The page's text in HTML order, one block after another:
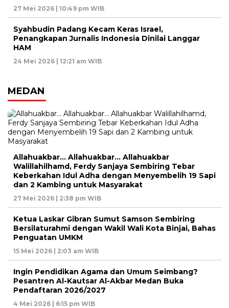
27 Mei 2026 | 10:49 pm WIB
Syahbudin Padang Kecam Keras Israel,
Penangkapan Jurnalis Indonesia Dinilai Langgar
HAM
24 Mei 2026 | 12:21 am WIB
MEDAN
Allahuakbar… Allahuakbar… Allahuakbar
Walillahilhamd, Ferdy Sanjaya Sembiring Tebar
Keberkahan Idul Adha dengan Menyembelih 19 Sapi
dan 2 Kambing untuk Masyarakat
27 Mei 2026 | 2:38 pm WIB
Ketua Laskar Gibran Sumut Samson Sembiring
Bersilaturahmi dengan Wakil Wali Kota Binjai, Bahas
Penguatan UMKM
15 Mei 2026 | 2:03 am WIB
Ingin Pendidikan Agama dan Umum Seimbang?
Pesantren Al-Kautsar Al-Akbar Medan Buka
Pendaftaran 2026/2027
4 Mei 2026 | 6:15 pm WIB